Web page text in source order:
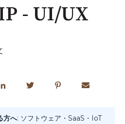
- UI/UX
方へ: ソフトウェア・SaaS・IoT